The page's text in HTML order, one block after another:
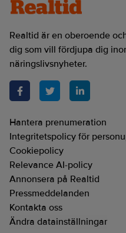
Realtid är en oberoende
dig som vill fördjupa dig
näringslivsnyheter.
Hantera prenumeration
Integritetspolicy för
Cookiepolicy
Relevance AI-policy
Annonsera på Realtid
Pressmeddelanden
Kontakta oss
Ändra datainställningar